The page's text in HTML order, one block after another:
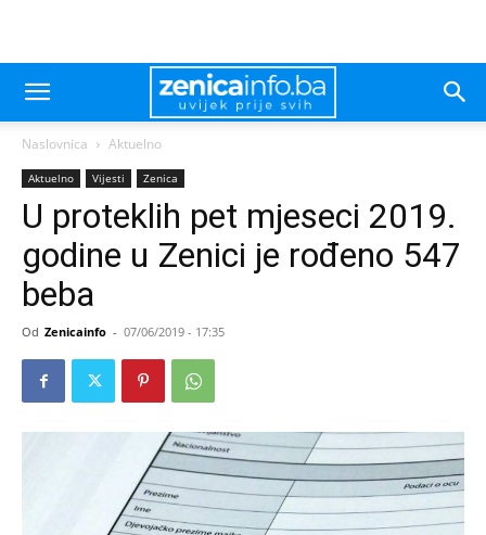
Naslovnica Aktuelno
Aktuelno Vijesti Zenica
U proteklih pet mjeseci 2019.
godine u Zenici je rođeno 547
beba
Od Zenicainfo - 07/06/2019 - 17:35